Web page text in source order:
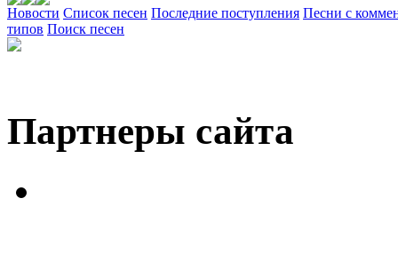
Новости Cписок песен Последние поступления Песни с
типов Поиск песен
Партнеры сайта